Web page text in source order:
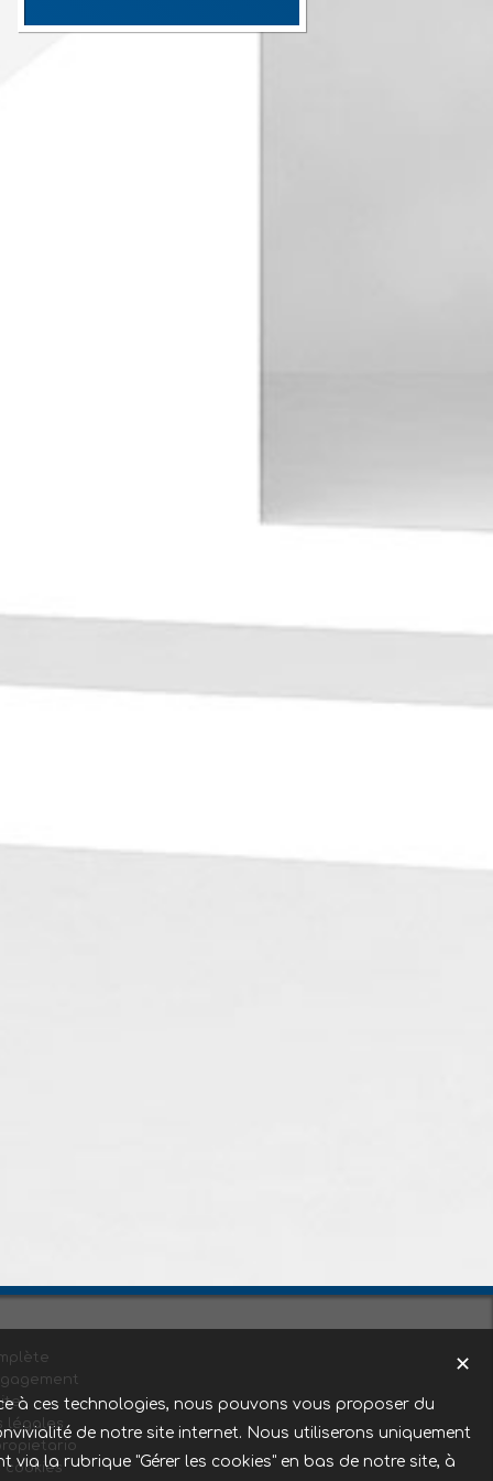
légales
cookies
✕
à ces technologies, nous pouvons vous proposer du
de notre site internet. Nous utiliserons uniquement
la rubrique "Gérer les cookies" en bas de notre site, à